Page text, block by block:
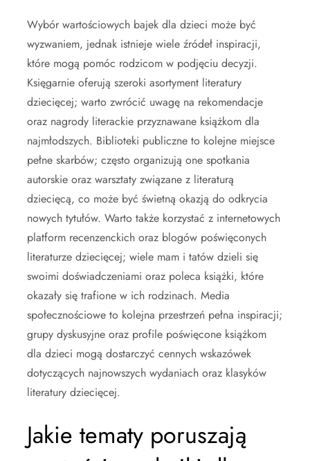
Wybór wartościowych bajek dla dzieci może być
wyzwaniem, jednak istnieje wiele źródeł inspiracji,
które mogą pomóc rodzicom w podjęciu decyzji.
Księgarnie oferują szeroki asortyment literatury
dziecięcej; warto zwrócić uwagę na rekomendacje
oraz nagrody literackie przyznawane książkom dla
najmłodszych. Biblioteki publiczne to kolejne miejsce
pełne skarbów; często organizują one spotkania
autorskie oraz warsztaty związane z literaturą
dziecięcą, co może być świetną okazją do odkrycia
nowych tytułów. Warto także korzystać z internetowych
platform recenzenckich oraz blogów poświęconych
literaturze dziecięcej; wiele mam i tatów dzieli się
swoimi doświadczeniami oraz poleca książki, które
okazały się trafione w ich rodzinach. Media
społecznościowe to kolejna przestrzeń pełna inspiracji;
grupy dyskusyjne oraz profile poświęcone książkom
dla dzieci mogą dostarczyć cennych wskazówek
dotyczących najnowszych wydaniach oraz klasyków
literatury dziecięcej.
Jakie tematy poruszają